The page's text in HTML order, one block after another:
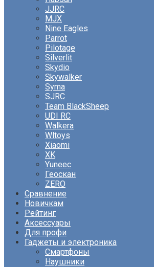
JJRC
MJX
Nine Eagles
Parrot
Pilotage
Silverlit
Skydio
Skywalker
Syma
SJRC
Team BlackSheep
UDI RC
Walkera
Wltoys
Xiaomi
XK
Yuneec
Геоскан
ZERO
Сравнение
Новичкам
Рейтинг
Аксессуары
Для профи
Гаджеты и электроника
Смартфоны
Наушники